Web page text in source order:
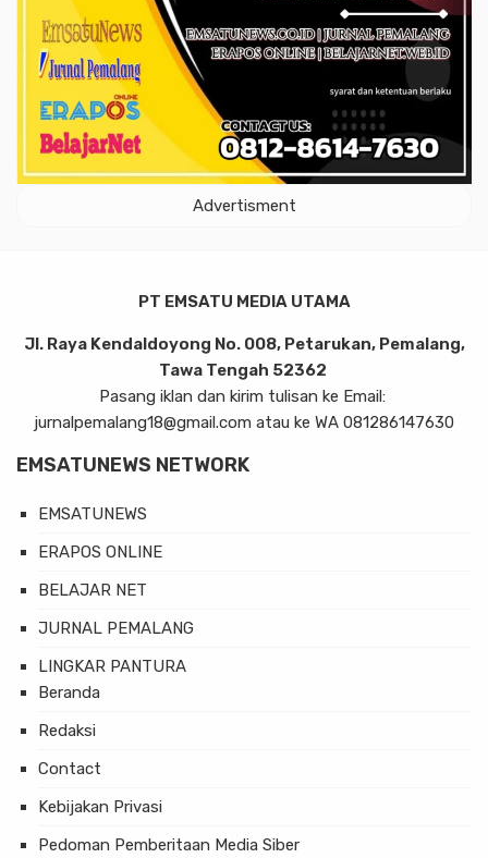
Advertisment
PT EMSATU MEDIA UTAMA
Jl. Raya Kendaldoyong No. 008, Petarukan, Pemalang,
Tawa Tengah 52362
Pasang iklan dan kirim tulisan ke Email:
jurnalpemalang18@gmail.com atau ke WA 081286147630
EMSATUNEWS NETWORK
EMSATUNEWS
ERAPOS ONLINE
BELAJAR NET
JURNAL PEMALANG
LINGKAR PANTURA
Beranda
Redaksi
Contact
Kebijakan Privasi
Pedoman Pemberitaan Media Siber